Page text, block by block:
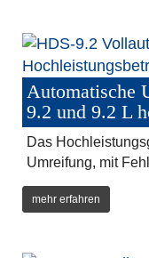
Automatische
9.2 und 9.2 L
Das
Umreifung, mit
mehr erfahren